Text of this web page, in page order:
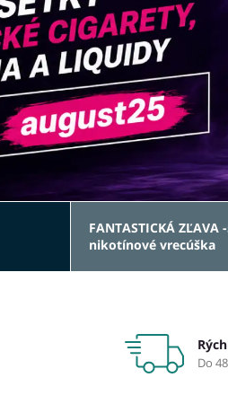
FANTASTICKÁ
nikotínové vrecúška
Do